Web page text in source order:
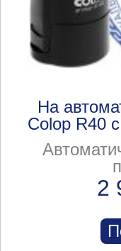
На
Colop R40
2